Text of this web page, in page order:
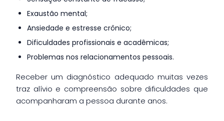
Exaustão mental;
Ansiedade e estresse crônico;
Dificuldades profissionais e acadêmicas;
Problemas nos relacionamentos pessoais.
Receber um diagnóstico adequado muitas vezes
traz alívio e compreensão sobre dificuldades que
acompanharam a pessoa durante anos.